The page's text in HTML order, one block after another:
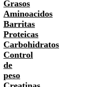
Grasos
Aminoacidos
Barritas
Proteicas
Carbohidratos
Control
de
peso